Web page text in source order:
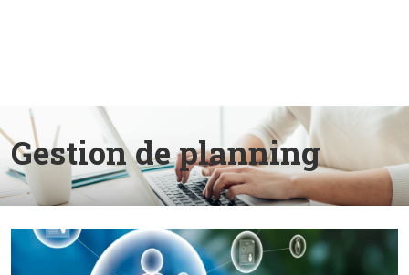
Gestion de planning